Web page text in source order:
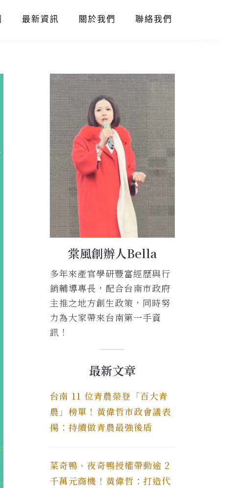
最新資訊 關於我們 聯絡我們
棠風創辦人Bella
多年來產官學研豐富經歷與行
銷輔導專長，配合台南市政府
主推之地方創生政策，同時努
力為大家帶來台南第一手資
訊！
最新文章
台南 11 位青農榮登「百大青
農」榜單！黃偉哲市政會議表
揚：持續做青農最強後盾
菜奇鴨、夜奇鴨授權帶動逾 2
千萬元商機！黃偉哲：打造代